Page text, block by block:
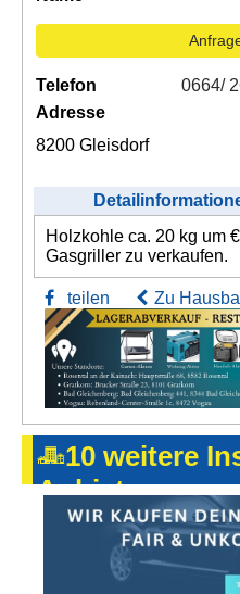
AGB,
Impressum
Telefon
0664/
Adresse
8200 Gleisdorf
Holzkohle ca. 20 kg um
Gasgriller zu verkaufen.
teilen Zu
10 weitere
Anbieters